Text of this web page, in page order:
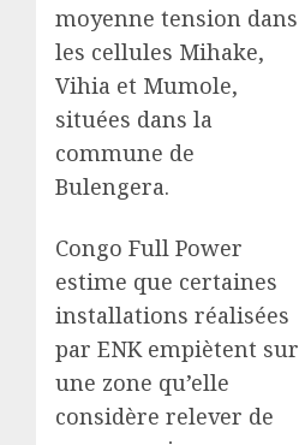
moyenne tension dans
les cellules Mihake,
Vihia et Mumole,
situées dans la
commune de
Bulengera.
Congo Full Power
estime que certaines
installations réalisées
par ENK empiètent sur
une zone qu’elle
considère relever de